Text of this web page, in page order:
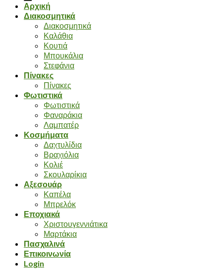
Αρχική
Διακοσμητικά
Διακοσμητικά
Καλάθια
Κουτιά
Μπουκάλια
Στεφάνια
Πίνακες
Πίνακες
Φωτιστικά
Φωτιστικά
Φαναράκια
Λαμπατέρ
Κοσμήματα
Δαχτυλίδια
Βραχιόλια
Κολιέ
Σκουλαρίκια
Αξεσουάρ
Καπέλα
Μπρελόκ
Εποχιακά
Χριστουγεννιάτικα
Μαρτάκια
Πασχαλινά
Επικοινωνία
Login